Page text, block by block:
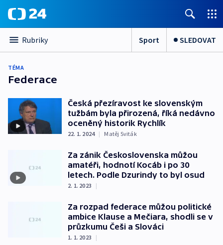
Rubriky Sport SLEDOVAT
TÉMA
Federace
Česká přezíravost ke slovenským
tužbám byla přirozená, říká nedávno
oceněný historik Rychlík
22. 1. 2024 | Matěj Sviták
Za zánik Československa můžou
amatéři, hodnotí Kocáb i po 30
letech. Podle Dzurindy to byl osud
2. 1. 2023 |
Za rozpad federace můžou politické
ambice Klause a Mečiara, shodli se v
průzkumu Češi a Slováci
1. 1. 2023 |